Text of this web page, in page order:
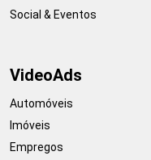
Social & Eventos
VideoAds
Automóveis
Imóveis
Empregos